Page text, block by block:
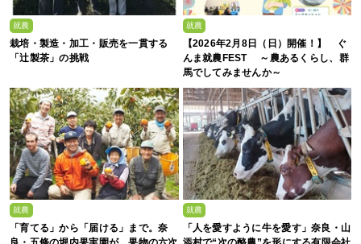
就農
栽培・製造・加工・販売を一貫する
「辻製茶」の挑戦
就農
【2026年2月8日（日）開催！】 ぐ
んま就農FEST ～農あるくらし、群
馬でしてみませんか～
就農
「育てる」から「届ける」まで。奈
就農
「人を愛すように牛を愛す」奈良・山